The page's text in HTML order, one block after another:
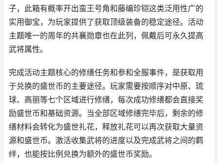
子，此箱有概率开出蛮王号角和藤编珍铠这类泛用性广的
实用御宝，为玩家提供了获取顶级装备的稳定途径。活动
主题唯一的周年的共襄勋章也在此列，佩戴后可永久提高
武将属性。
完成活动主题核心的修缮任务和参和全服事件，是获取用
于兑换的盛世币的主要途径。玩家需要按顺序对中原、琉
球、高丽等七个区域进行修缮，每次成功修缮都会直接奖
励盛世币和基础资源。当全部区域修缮完毕后，剩余的修
缮材料会转化为盛世礼花，释放礼花可以再次获取大量资
源和盛世币。激活收集武将的进度以及完成武将之间的羁
绊，也能按比例兑换为额外的盛世币奖励。